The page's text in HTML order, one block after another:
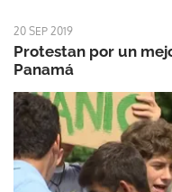
20 SEP 2019
Protestan por un
Panamá